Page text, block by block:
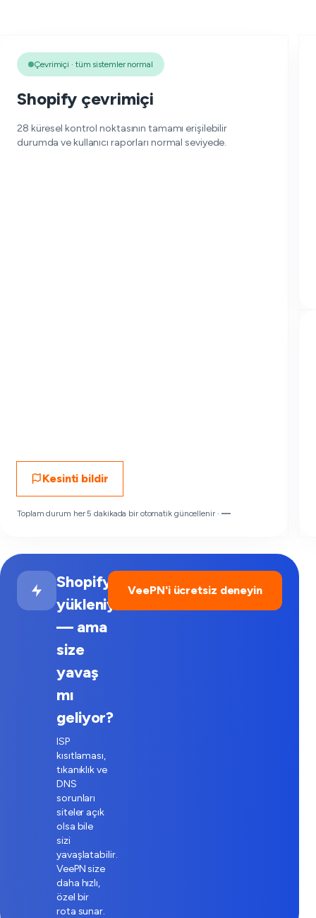
Çevrimiçi · tüm sistemler normal
Shopify çevrimiçi
28 küresel kontrol noktasının tamamı erişilebilir
durumda ve kullanıcı raporları normal seviyede.
Kesinti bildir
Toplam durum her 5 dakikada bir otomatik güncellenir · —
Shopify
yükleniyor
— ama
size
yavaş
mı
geliyor?
ISP
kısıtlaması,
tıkanıklık ve
DNS
sorunları
siteler açık
olsa bile
sizi
yavaşlatabilir.
VeePN size
daha hızlı,
özel bir
rota sunar.
VeePN'i ücretsiz deneyin